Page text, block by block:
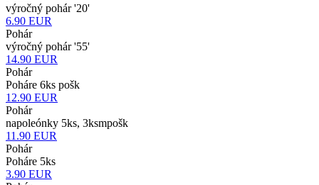
výročný pohár '20'
6.90 EUR
Pohár
výročný pohár '55'
14.90 EUR
Pohár
Poháre 6ks pošk
12.90 EUR
Pohár
napoleónky 5ks, 3ksmpošk
11.90 EUR
Pohár
Poháre 5ks
3.90 EUR